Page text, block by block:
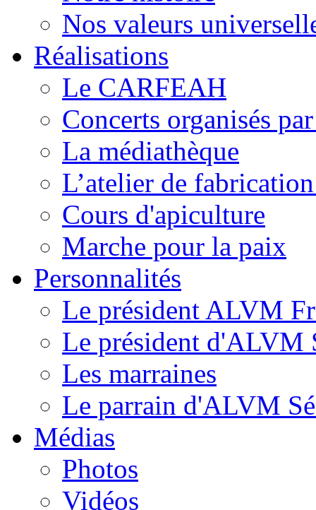
Nos valeurs
Réalisations
Le CARFEAH
Concerts organisés
La médiathèque
L’atelier de
Cours d'apiculture
Marche pour la paix
Personnalités
Le président ALVM
Le président d'ALVM
Les marraines
Le parrain d'ALVM
Médias
Photos
Vidéos